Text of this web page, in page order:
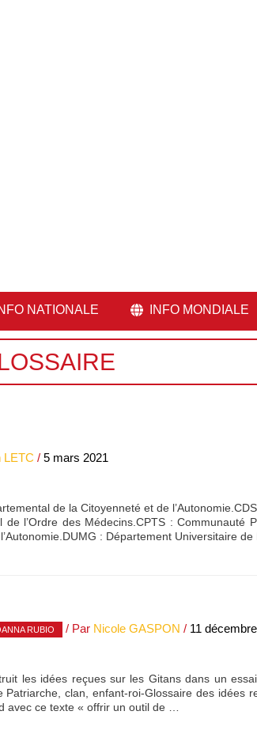
NATIONALE INFO MONDIALE
LETC / 5 mars 2021
de la Citoyenneté et de
l’Ordre des Médecins.CPTS : Communauté
: Département Universitaire
RUBIO / Par Nicole GASPON / 11
les idées reçues sur les Gitans dans un
clan, enfant-roi-Glossaire des idées
avec ce texte « offrir un outil de …